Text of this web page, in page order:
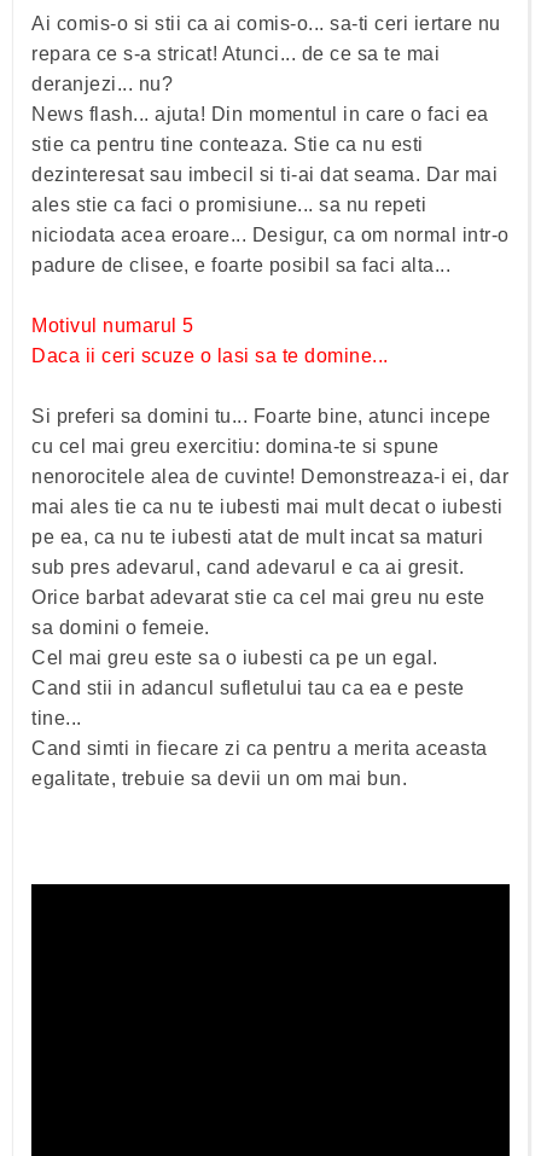
Ai comis-o si stii ca ai comis-o... sa-ti ceri iertare nu
repara ce s-a stricat! Atunci... de ce sa te mai
deranjezi... nu?
News flash... ajuta! Din momentul in care o faci ea
stie ca pentru tine conteaza. Stie ca nu esti
dezinteresat sau imbecil si ti-ai dat seama. Dar mai
ales stie ca faci o promisiune... sa nu repeti
niciodata acea eroare... Desigur, ca om normal intr-o
padure de clisee, e foarte posibil sa faci alta...
Motivul numarul 5
Daca ii ceri scuze o lasi sa te domine...
Si preferi sa domini tu... Foarte bine, atunci incepe
cu cel mai greu exercitiu: domina-te si spune
nenorocitele alea de cuvinte! Demonstreaza-i ei, dar
mai ales tie ca nu te iubesti mai mult decat o iubesti
pe ea, ca nu te iubesti atat de mult incat sa maturi
sub pres adevarul, cand adevarul e ca ai gresit.
Orice barbat adevarat stie ca cel mai greu nu este
sa domini o femeie.
Cel mai greu este sa o iubesti ca pe un egal.
Cand stii in adancul sufletului tau ca ea e peste
tine...
Cand simti in fiecare zi ca pentru a merita aceasta
egalitate, trebuie sa devii un om mai bun.